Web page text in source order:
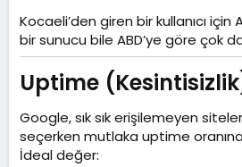
Kocaeli’den giren bir kullanıcı
bir sunucu bile ABD’ye göre çok
Uptime
Google, sık sık erişilemeyen
seçerken mutlaka uptime
İdeal değer: